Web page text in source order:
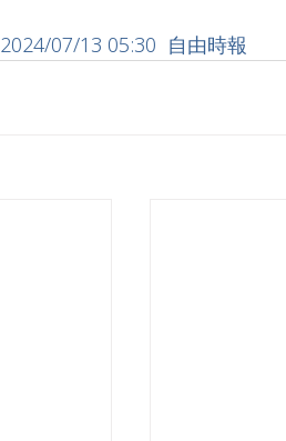
2024/07/13 05:30  自由時報